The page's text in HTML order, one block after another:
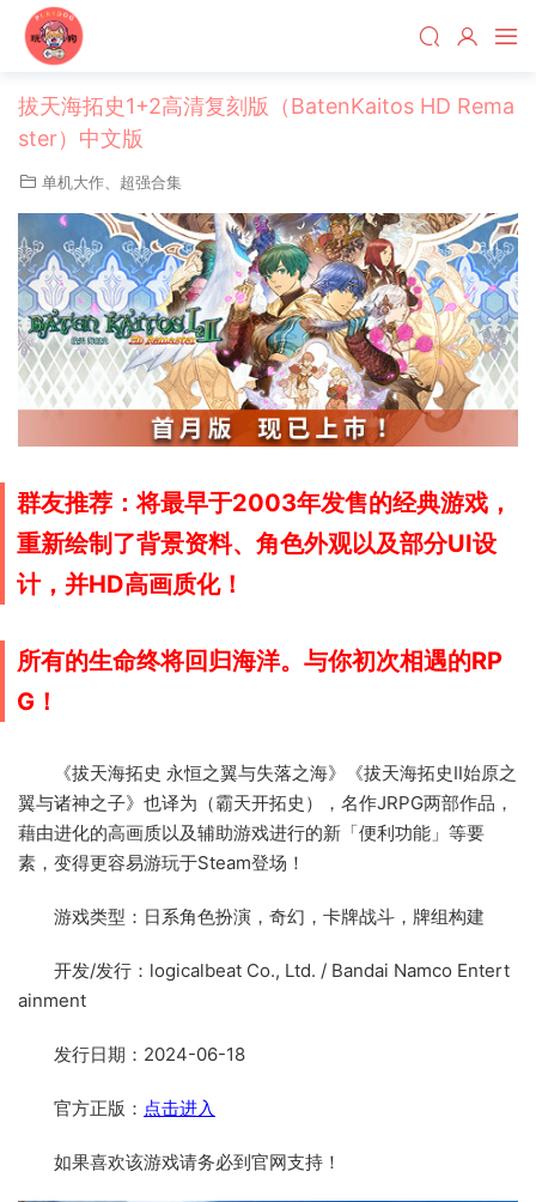
拔天海拓史1+2高清复刻版（BatenKaitos HD Rema
ster）中文版
单机大作 超强合集
群友推荐：将最早于2003年发售的经典游戏，
重新绘制了背景资料、角色外观以及部分UI设
计，并HD高画质化！
所有的生命终将回归海洋。与你初次相遇的RP
G！
《拔天海拓史 永恒之翼与失落之海》《拔天海拓史Ⅱ始原之
翼与诸神之子》也译为（霸天开拓史），名作JRPG两部作品，
藉由进化的高画质以及辅助游戏进行的新「便利功能」等要
素，变得更容易游玩于Steam登场！
游戏类型：日系角色扮演，奇幻，卡牌战斗，牌组构建
开发/发行：logicalbeat Co., Ltd. / Bandai Namco Entert
ainment
发行日期：2024-06-18
官方正版： 点击进入
如果喜欢该游戏请务必到官网支持！